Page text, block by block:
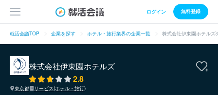
ログイン 無料登録
就活会議TOP 企業を探す ホテル・旅行業界の企業一覧 株式会社伊東園ホテルズ
株式会社伊東園ホテルズ
2.8
東京都
サービス(ホテル・旅行)